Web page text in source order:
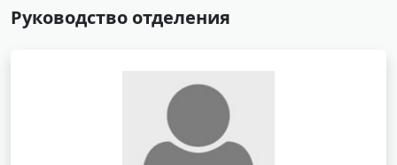
Руководство отделения